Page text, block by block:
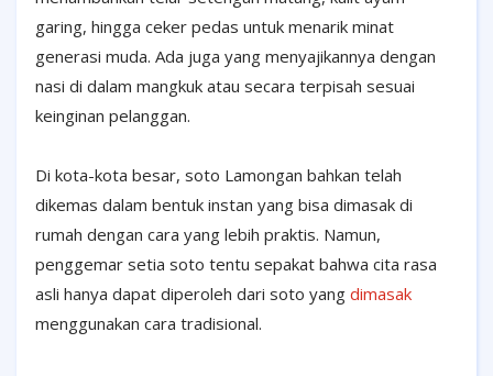
garing, hingga ceker pedas untuk menarik minat
generasi muda. Ada juga yang menyajikannya dengan
nasi di dalam mangkuk atau secara terpisah sesuai
keinginan pelanggan.
Di kota-kota besar, soto Lamongan bahkan telah
dikemas dalam bentuk instan yang bisa dimasak di
rumah dengan cara yang lebih praktis. Namun,
penggemar setia soto tentu sepakat bahwa cita rasa
asli hanya dapat diperoleh dari soto yang dimasak
menggunakan cara tradisional.